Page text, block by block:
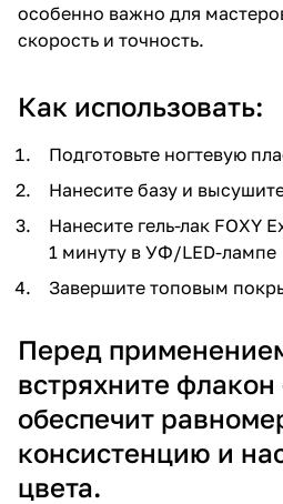
особенно важно для
скорость и точность.
Как использовать:
Подготовьте ногтевую
Нанесите базу и
Нанесите гель-лак FOXY
1 минуту в УФ/LED-лампе
Завершите топовым
Перед
встряхните флакон
обеспечит
консистенцию и
цвета.